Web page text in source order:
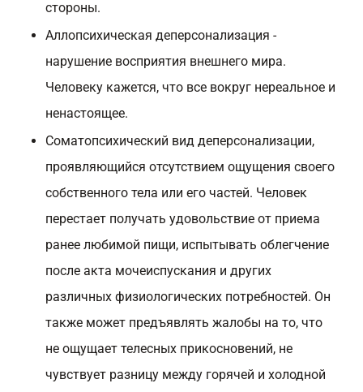
стороны.
Аллопсихическая деперсонализация -
нарушение восприятия внешнего мира.
Человеку кажется, что все вокруг нереальное и
ненастоящее.
Соматопсихический вид деперсонализации,
проявляющийся отсутствием ощущения своего
собственного тела или его частей. Человек
перестает получать удовольствие от приема
ранее любимой пищи, испытывать облегчение
после акта мочеиспускания и других
различных физиологических потребностей. Он
также может предъявлять жалобы на то, что
не ощущает телесных прикосновений, не
чувствует разницу между горячей и холодной